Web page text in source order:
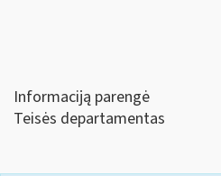
Informaciją parengė
Teisės departamentas